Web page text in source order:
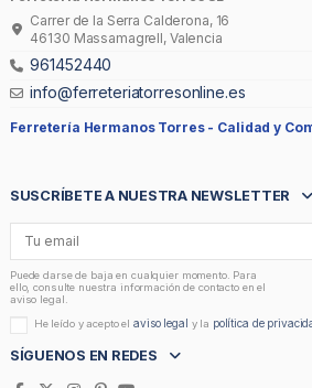
Carrer de la Serra Calderona, 16
46130 Massamagrell, Valencia
961452440
info@ferreteriatorresonline.es
Ferretería Hermanos Torres - Calidad y
SUSCRÍBETE A NUESTRA NEWSLETTER
Puede darse de baja en cualquier momento. Para
ello, consulte nuestra información de contacto en el
aviso legal.
He leído y acepto elaviso legal y la política de
SÍGUENOS EN REDES